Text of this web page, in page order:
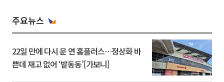
주요뉴스
22일 만에 다시 문 연 홈플러스…정상화 바
쁜데 재고 없어 ‘발동동’[가보니]